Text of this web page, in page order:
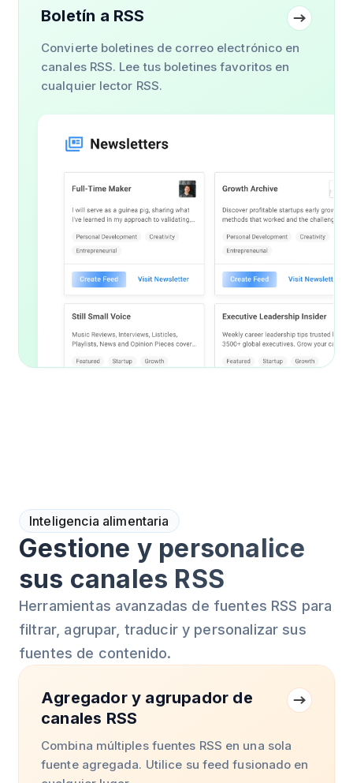
Boletín a RSS
Convierte boletines de correo electrónico en
canales RSS. Lee tus boletines favoritos en
cualquier lector RSS.
Inteligencia alimentaria
Gestione y personalice
sus canales RSS
Herramientas avanzadas de fuentes RSS para
filtrar, agrupar, traducir y personalizar sus
fuentes de contenido.
Agregador y agrupador de
canales RSS
Combina múltiples fuentes RSS en una sola
fuente agregada. Utilice su feed fusionado en